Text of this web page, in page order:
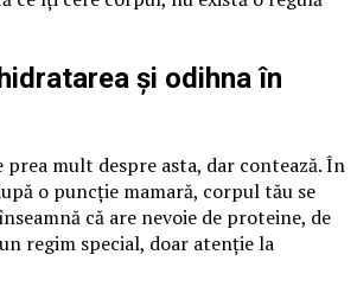
și odihna în
mult despre asta, dar contează. În
o puncție mamară, corpul tău se
că are nevoie de proteine, de
regim special, doar atenție la